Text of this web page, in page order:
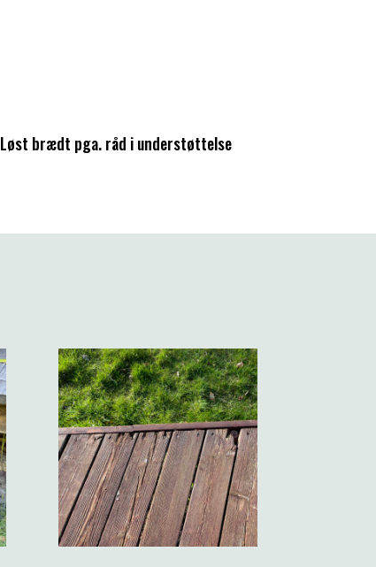
Løst brædt pga. råd i understøttelse